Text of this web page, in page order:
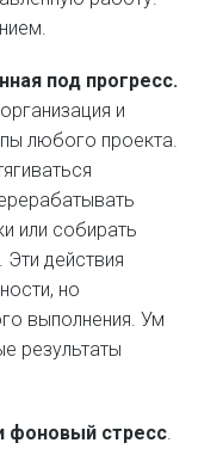
под прогресс.
и
любого проекта.
или собирать
действия
но
выполнения. Ум
результаты
фоновый стресс